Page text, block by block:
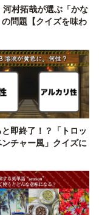
河村拓哉が選ぶ「かな
の問題【クイズを味わ
即終了！？「トロッ
チャー風」クイズに